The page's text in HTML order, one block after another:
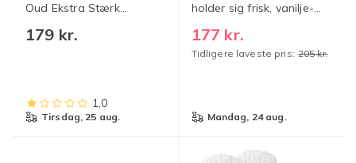
Oud Ekstra Stærk
Naturlig Deodorant Stick
179 kr.
1,0
tirsdag, 25 aug.
holder sig frisk, vanilje-
friskhed
177 kr.
Tidligere laveste pris: 205 kr.
mandag, 24 aug.